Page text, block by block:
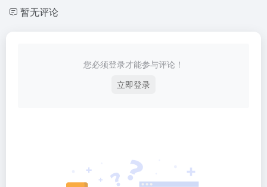
暂无评论
您必须登录才能参与评论！
立即登录